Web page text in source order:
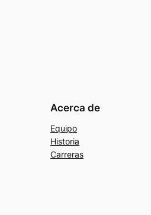
Acerca de
Equipo
Historia
Carreras